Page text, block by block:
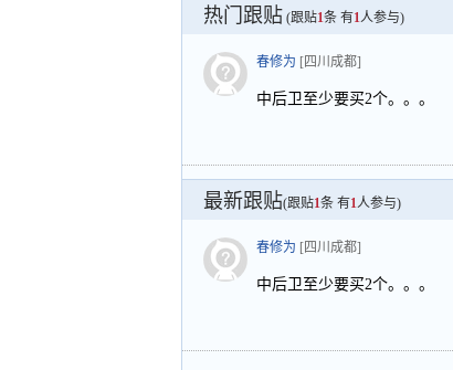
热门跟贴 (跟贴1条 有1人参与)
春修为 [四川成都]
中后卫至少要买2个。。。
最新跟贴(跟贴1条 有1人参与)
春修为 [四川成都]
中后卫至少要买2个。。。